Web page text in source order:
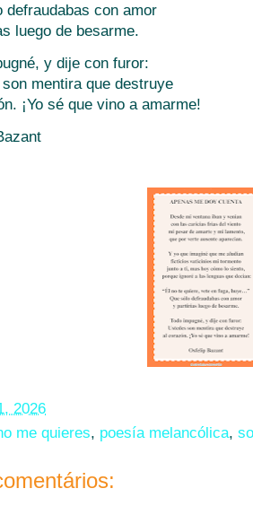
defraudabas con amor
luego de besarme.
y dije con furor:
mentira que destruye
¡Yo sé que vino a amarme!
2026
me quieres, poesía melancólica,